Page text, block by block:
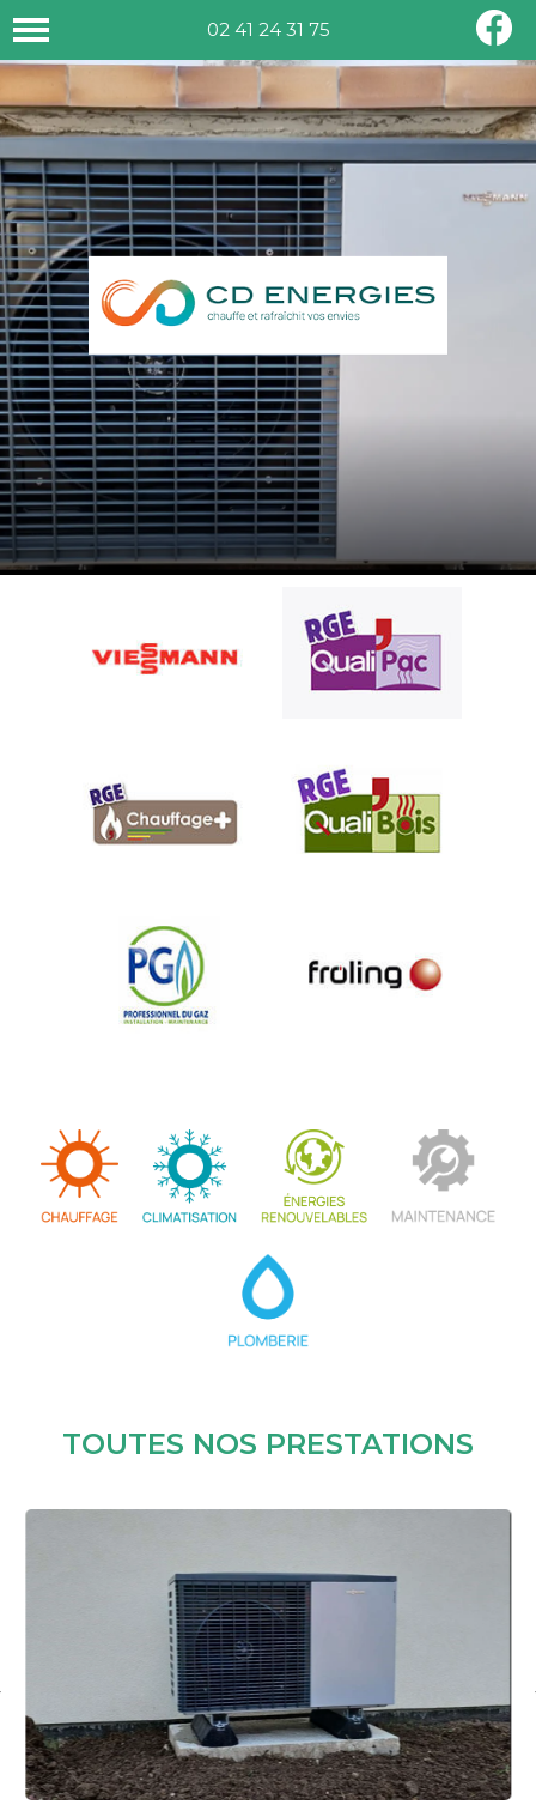
02 41 24 31 75
TOUTES NOS PRESTATIONS